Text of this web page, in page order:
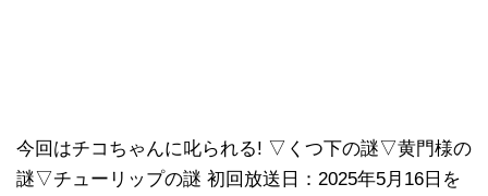
今回はチコちゃんに叱られる! ▽くつ下の謎▽黄門様の
謎▽チューリップの謎 初回放送日：2025年5月16日を